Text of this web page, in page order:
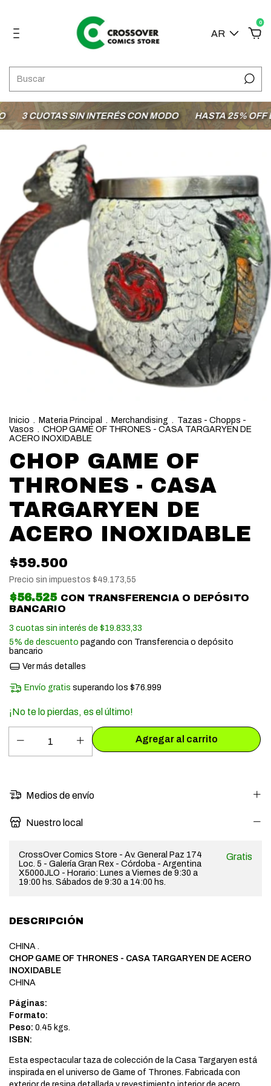
AR
0
3 CUOTAS SIN INTERÉS CON MODO HASTA 25% OFF EN
Inicio . Materia Principal . Merchandising . Tazas - Chopps -
Vasos . CHOP GAME OF THRONES - CASA TARGARYEN DE
ACERO INOXIDABLE
CHOP GAME OF
THRONES - CASA
TARGARYEN DE
ACERO INOXIDABLE
$59.500
Precio sin impuestos $49.173,55
$56.525 CON TRANSFERENCIA O DEPÓSITO
BANCARIO
3 cuotas sin interés de $19.833,33
5% de descuento pagando con Transferencia o depósito
bancario
Ver más detalles
Envío gratis superando los$76.999
¡No te lo pierdas, es el último!
Medios de envío
Nuestro local
CrossOver Comics Store - Av. General Paz 174
Loc. 5 - Galería Gran Rex - Córdoba - Argentina
X5000JLO - Horario: Lunes a Viernes de 9:30 a
19:00 hs. Sábados de 9:30 a 14:00 hs.
Gratis
DESCRIPCIÓN
CHINA .
CHOP GAME OF THRONES - CASA TARGARYEN DE ACERO
INOXIDABLE
CHINA
Páginas:
Formato:
Peso: 0.45 kgs.
ISBN:
Esta espectacular taza de colección de la Casa Targaryen está
inspirada en el universo de Game of Thrones. Fabricada con